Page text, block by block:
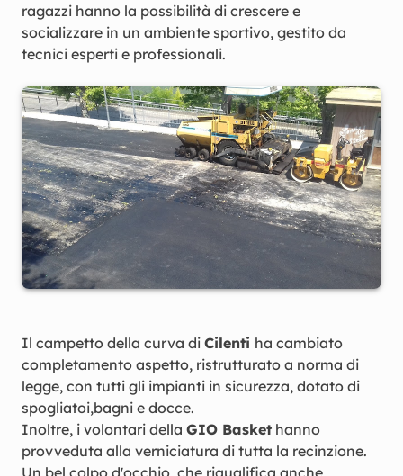
ragazzi hanno la possibilità di crescere e
socializzare in un ambiente sportivo, gestito da
tecnici esperti e professionali.
Il campetto della curva di Cilenti ha cambiato
completamento aspetto, ristrutturato a norma di
legge, con tutti gli impianti in sicurezza, dotato di
spogliatoi,bagni e docce.
Inoltre, i volontari della GIO Basket hanno
provveduta alla verniciatura di tutta la recinzione.
Un bel colpo d'occhio, che riqualifica anche